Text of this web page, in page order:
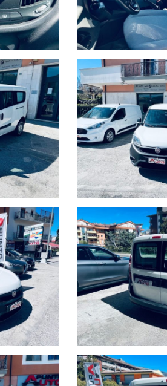
*
dati per finalità di